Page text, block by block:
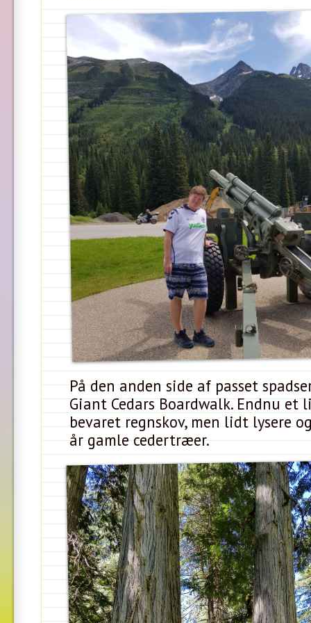
På den anden side af passet
Giant Cedars Boardwalk. Endnu et
bevaret regnskov, men lidt lysere
år gamle cedertræer.